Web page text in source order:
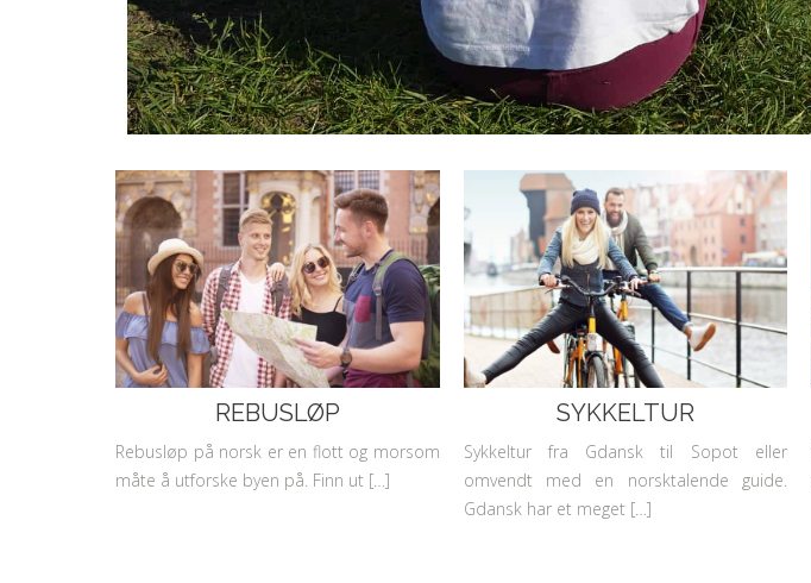
REBUSLØP
Rebusløp på norsk er en flott og morsom
måte å utforske byen på. Finn ut […]
SYKKELTUR
Sykkeltur fra Gdansk til Sopot eller
omvendt med en norsktalende guide.
Gdansk har et meget […]